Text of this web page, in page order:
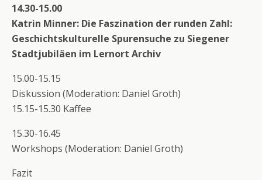
14.30-15.00
Katrin Minner: Die Faszination der runden Zahl:
Geschichtskulturelle Spurensuche zu Siegener
Stadtjubiläen im Lernort Archiv
15.00-15.15
Diskussion (Moderation: Daniel Groth)
15.15-15.30 Kaffee
15.30-16.45
Workshops (Moderation: Daniel Groth)
Fazit